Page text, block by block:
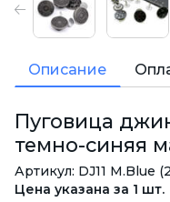
Описание
Пуговица
темно-синяя
Артикул: DJ11 M.Blue
Цена указана за 1 шт.